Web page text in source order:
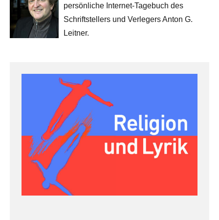
persönliche Internet-Tagebuch des
Schriftstellers und Verlegers Anton G.
Leitner.